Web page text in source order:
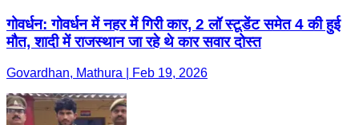
गोवर्धन: गोवर्धन में नहर में गिरी कार, 2 लॉ स्टूडेंट समेत 4 की हुई
मौत, शादी में राजस्थान जा रहे थे कार सवार दोस्त
Govardhan, Mathura | Feb 19, 2026